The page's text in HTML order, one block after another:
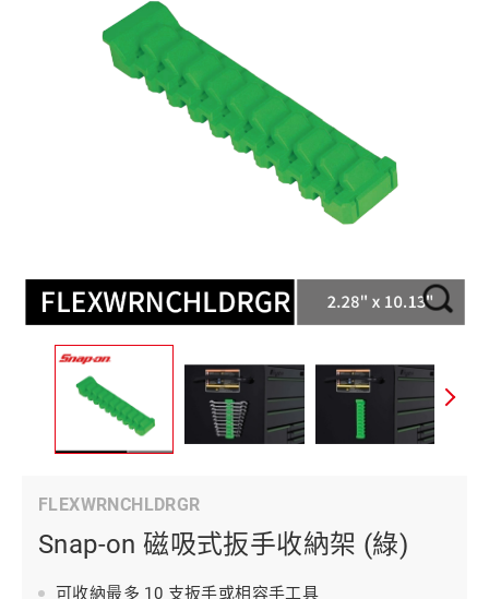
FLEXWRNCHLDRGR
Snap-on 磁吸式扳手收納架 (綠)
可收納最多 10 支扳手或相容手工具